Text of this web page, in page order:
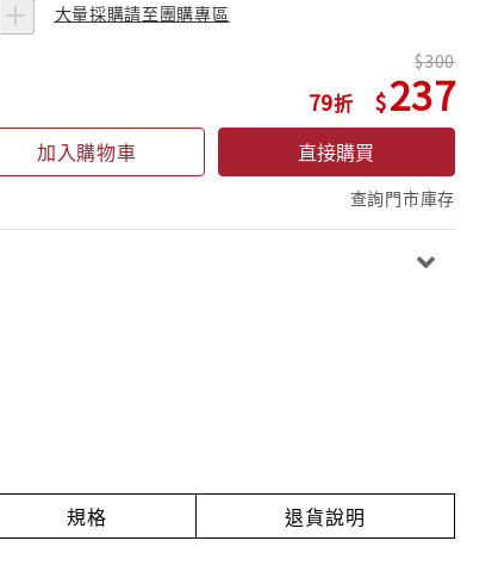
大量採購請至團購專區
79
300
237
加入購物車 直接購買
查詢門市庫存
規格 退貨說明